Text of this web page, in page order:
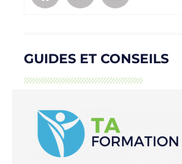
GUIDES ET CONSEILS